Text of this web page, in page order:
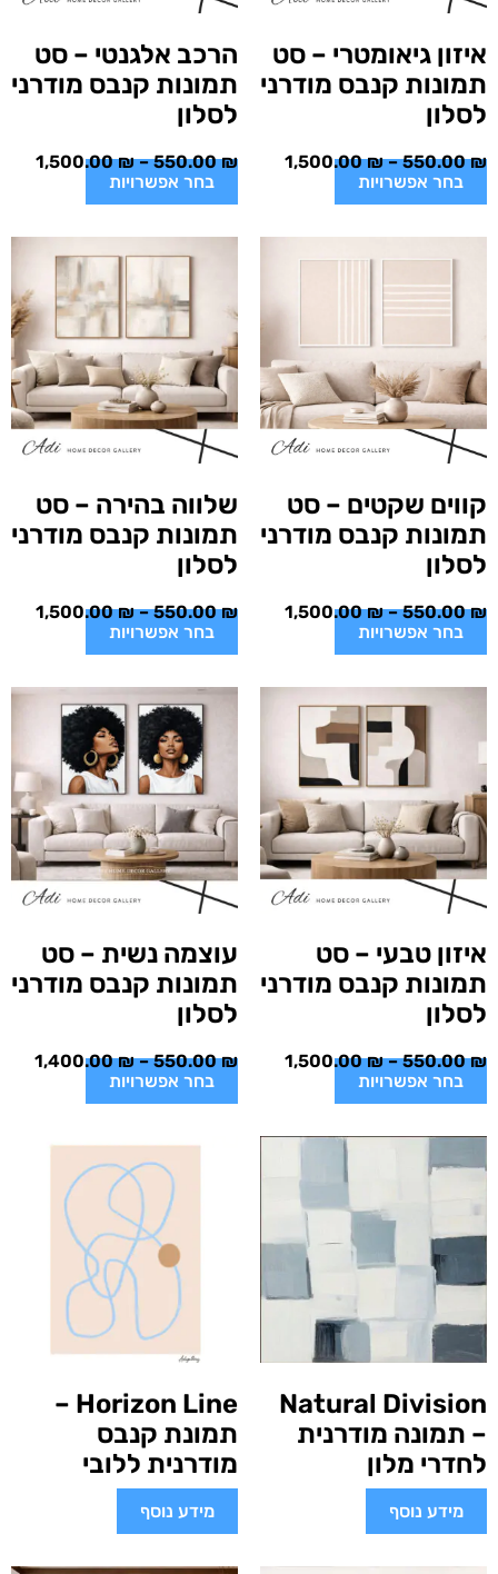
איזון גיאומטרי – סט
תמונות קנבס מודרני
לסלון
550.00₪
–
1,500.00₪
בחר אפשרויות
הרכב אלגנטי – סט
תמונות קנבס מודרני
לסלון
550.00₪
–
1,500.00₪
בחר אפשרויות
קווים שקטים – סט
תמונות קנבס מודרני
לסלון
550.00₪
–
1,500.00₪
בחר אפשרויות
שלווה בהירה – סט
תמונות קנבס מודרני
לסלון
550.00₪
–
1,500.00₪
בחר אפשרויות
איזון טבעי – סט
תמונות קנבס מודרני
לסלון
550.00₪
–
1,500.00₪
בחר אפשרויות
עוצמה נשית – סט
תמונות קנבס מודרני
לסלון
550.00₪
–
1,400.00₪
בחר אפשרויות
Natural Division
– תמונה מודרנית
לחדרי מלון
מידע נוסף
Horizon Line –
תמונת קנבס
מודרנית ללובי
מידע נוסף